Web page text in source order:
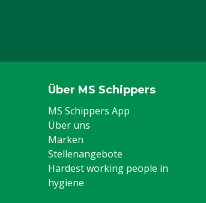
Über MS Schippers
MS Schippers App
Über uns
Marken
Stellenangebote
Hardest working people in
hygiene